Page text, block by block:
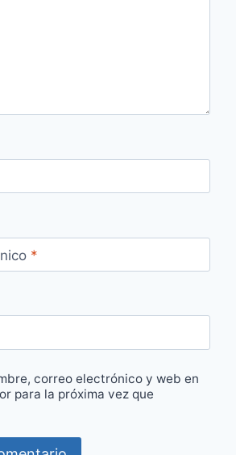
*
correo electrónico y web en
para la próxima vez que